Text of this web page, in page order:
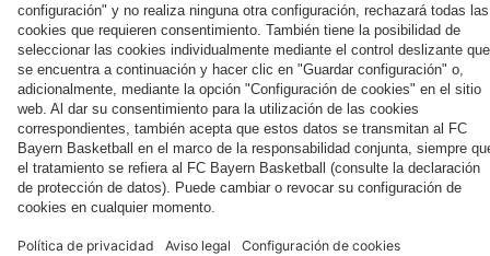
partido contra
el Aston Villa
momentos
del partido
contra el
el Jejumiércoles en el
Tegernsee
martes en el
Tegernsee
Tegernseeclubes de
fans del FC
Bayern en
Leitzachtal
2026
Colaborador